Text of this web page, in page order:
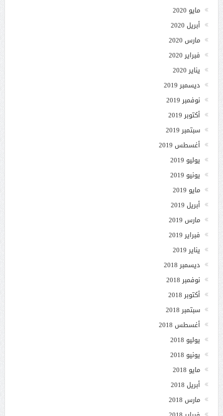
مايو 2020
أبريل 2020
مارس 2020
فبراير 2020
يناير 2020
ديسمبر 2019
نوفمبر 2019
أكتوبر 2019
سبتمبر 2019
أغسطس 2019
يوليو 2019
يونيو 2019
مايو 2019
أبريل 2019
مارس 2019
فبراير 2019
يناير 2019
ديسمبر 2018
نوفمبر 2018
أكتوبر 2018
سبتمبر 2018
أغسطس 2018
يوليو 2018
يونيو 2018
مايو 2018
أبريل 2018
مارس 2018